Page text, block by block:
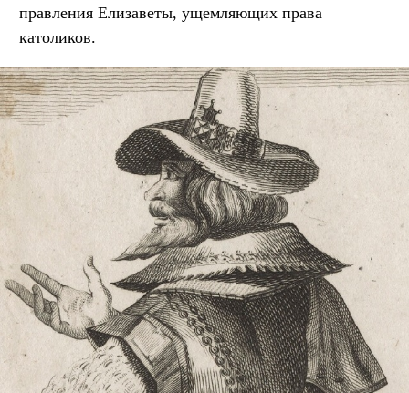
правления Елизаветы, ущемляющих права
католиков.